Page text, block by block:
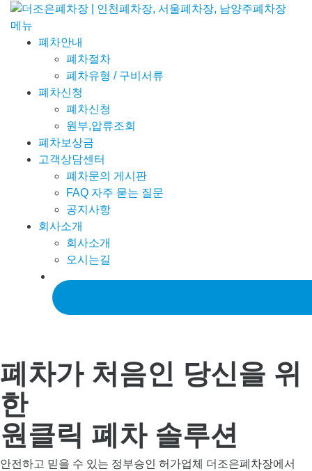
메뉴
폐차안내
폐차절차
폐차유형 / 구비서류
폐차신청
폐차신청
원부,압류조회
폐차보상금
고객상담센터
폐차문의 게시판
FAQ 자주 묻는 질문
공지사항
회사소개
회사소개
오시는길
폐차가 처음인 당신을 위
한
원클릭 폐차 솔루션
안전하고 믿을 수 있는 정부승인 허가업체 더조은폐차장에서